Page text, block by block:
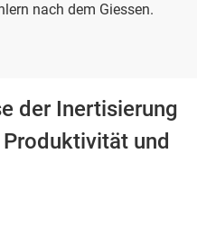
nach dem Giessen.
der Inertisierung
und